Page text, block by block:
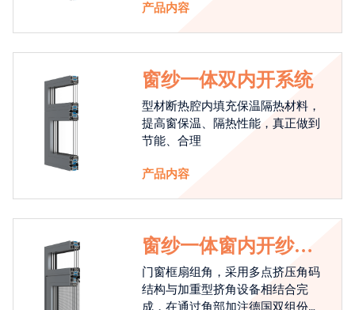
产品内容
窗纱一体双内开系统
型材断热腔内填充保温隔热材料，
提高窗保温、隔热性能，真正做到
节能、合理
产品内容
窗纱一体窗内开纱外
开系统
门窗框扇组角，采用多点挤压角码
结构与加重型挤角设备相结合完
成，在通过角部加注德国双组份胶